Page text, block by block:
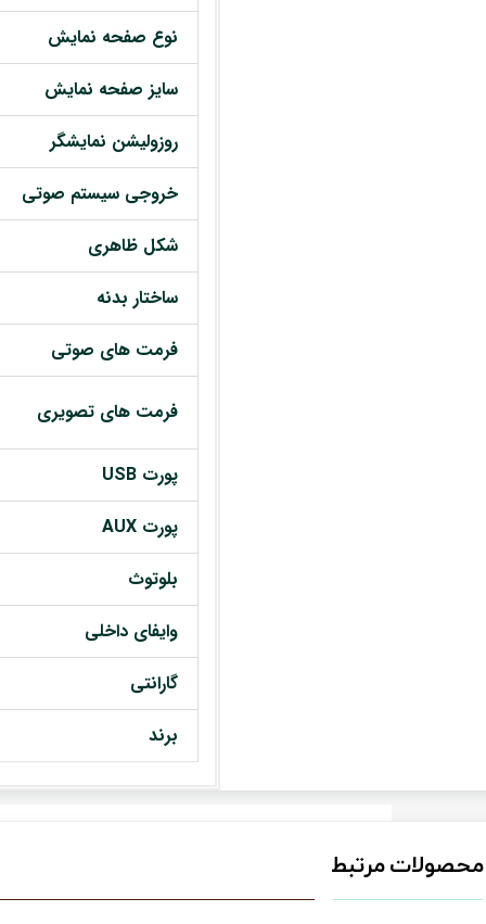
نوع صفحه نمایش
سایز صفحه نمایش
روزولیشن نمایشگر
خروجی سیستم صوتی
شکل ظاهری
ساختار بدنه
فرمت های صوتی
فرمت های تصویری
پورت USB
پورت AUX
بلوتوث
وایفای داخلی
گارانتی
برند
محصولات مرتبط